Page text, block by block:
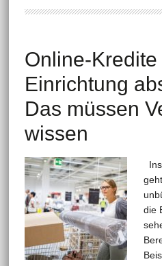
Online-
Einrichtung
Das müssen
wissen
die